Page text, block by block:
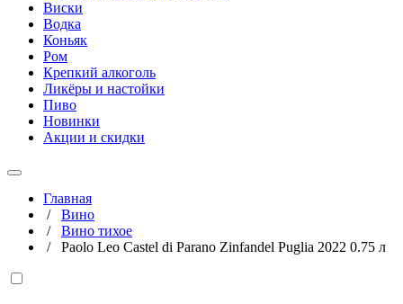
Виски
Водка
Коньяк
Ром
Крепкий алкоголь
Ликёры и настойки
Пиво
Новинки
Акции и скидки
Главная
/ Вино
/ Вино тихое
/ Paolo Leo Castel di Parano Zinfandel Puglia 2022 0.75 л